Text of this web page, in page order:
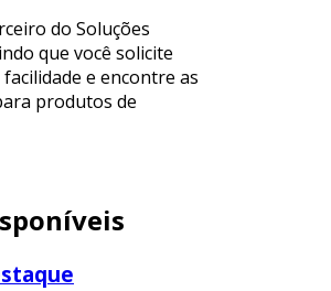
do Soluções
que você solicite
e encontre as
produtos de